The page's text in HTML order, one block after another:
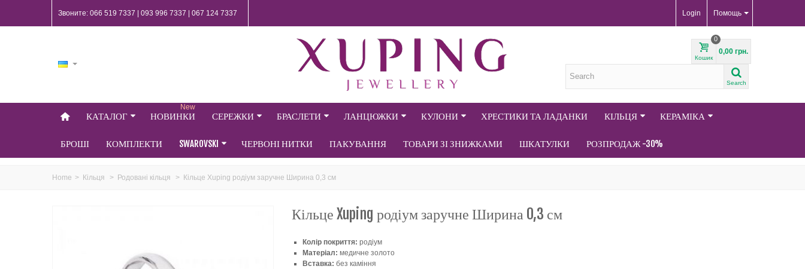
Помощь
Звоните: 066 519 7337 | 093 996 7337 | 067 124 7337 Login
Кошик
0
0,00 грн.
Search
КАТАЛОГ НОВИНКИ
New
СЕРЕЖКИ БРАСЛЕТИ ЛАНЦЮЖКИ КУЛОНИ ХРЕСТИКИ ТА ЛАДАНКИ КІЛЬЦЯ КЕРАМІКА
БРОШІ КОМПЛЕКТИ SWAROVSKI ЧЕРВОНІ НИТКИ ПАКУВАННЯ ТОВАРИ ЗІ ЗНИЖКАМИ ШКАТУЛКИ РОЗПРОДАЖ -30%
Home > Кільця > Родовані кільця > Кільце Xuping родіум заручне Ширина 0,3 см
Кільце Xuping родіум заручне Ширина 0,3 см
Колір покриття: родіум
Матеріал: медичне золото
Вставка: без каміння